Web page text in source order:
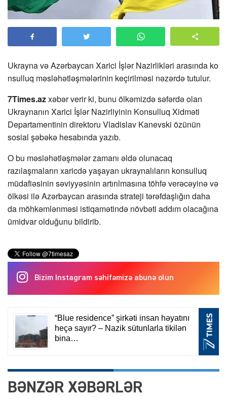
Ukrayna və Azərbaycan Xarici İşlər Nazirlikləri arasında ko
nsulluq məsləhətləşmələrinin keçirilməsi nəzərdə tutulur.
7Times.azxəbər verir ki, bunu ölkəmizdə səfərdə olan
Ukraynanın Xarici İşlər Nazirliyinin Konsulluq Xidməti
Departamentinin direktoru Vladislav Kanevski özünün
sosial şəbəkə hesabında yazıb.
O bu məsləhətləşmələr zamanı əldə olunacaq
razılaşmaların xaricdə yaşayan ukraynalıların konsulluq
müdafiəsinin səviyyəsinin artırılmasına töhfə verəcəyinə və
ölkəsi ilə Azərbaycan arasında strateji tərəfdaşlığın daha
da möhkəmlənməsi istiqamətində növbəti addım olacağına
ümidvar olduğunu bildirib.
Bizim Instagram səhifəmizə abunə olun
BƏNZƏR XƏBƏRLƏR